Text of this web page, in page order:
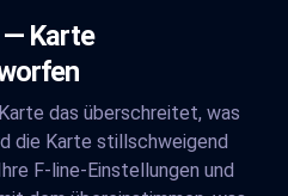
— Karte
das überschreitet, was
die Karte stillschweigend
F-line-Einstellungen und